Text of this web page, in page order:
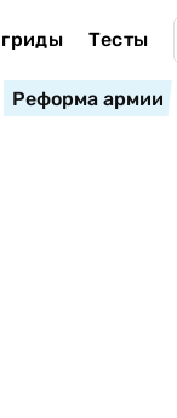
Тесты
Реформа армии